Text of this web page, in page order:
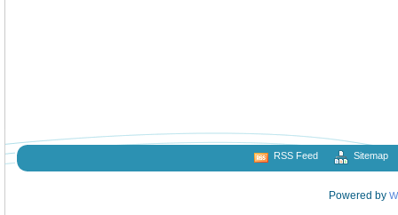
RSS Feed Sitemap
Powered by